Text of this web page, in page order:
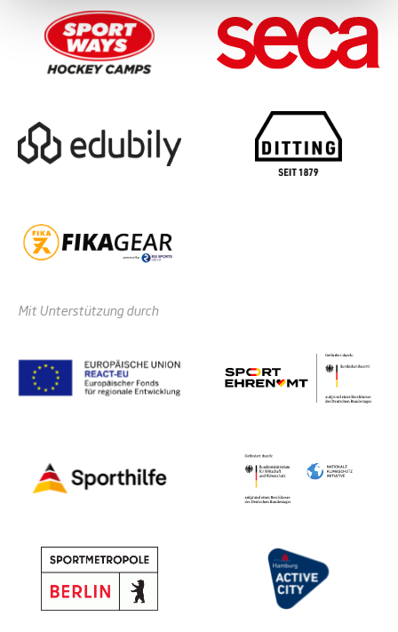
Mit Unterstützung durch